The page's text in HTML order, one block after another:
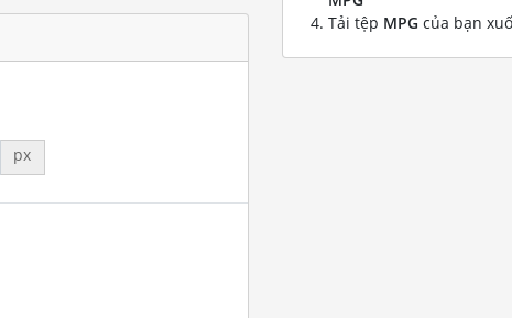
px
Tải tệp MPG của bạn